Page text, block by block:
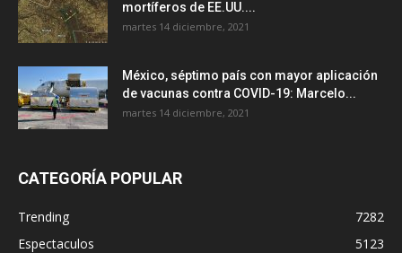
mortíferos de EE.UU....
martes 14 diciembre, 2021
México, séptimo país con mayor aplicación
de vacunas contra COVID-19: Marcelo...
martes 14 diciembre, 2021
CATEGORÍA POPULAR
Trending
7282
Espectaculos
5123